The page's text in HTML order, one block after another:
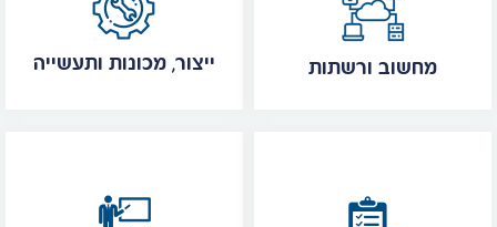
ייצור, מכונות ותעשייה מחשוב ורשתות